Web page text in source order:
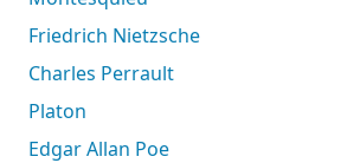
Friedrich Nietzsche
Charles Perrault
Platon
Edgar Allan Poe